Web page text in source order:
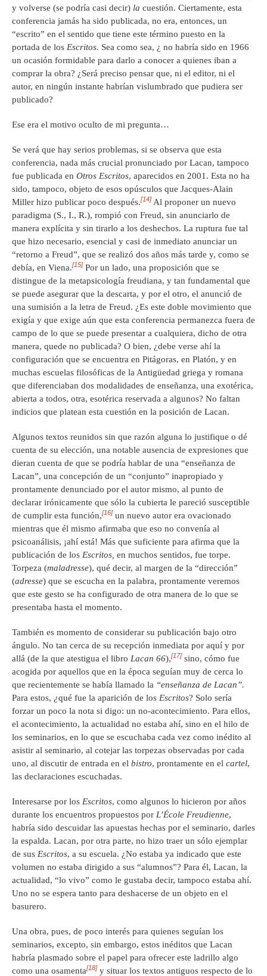
y volverse (se podría casi decir) la cuestión. Ciertamente, esta
conferencia jamás ha sido publicada, no era, entonces, un
“escrito” en el sentido que tiene este término puesto en la
portada de los Escritos. Sea como sea, ¿ no habría sido en 1966
un ocasión formidable para darlo a conocer a quienes iban a
comprar la obra? ¿Será preciso pensar que, ni el editor, ni el
autor, en ningún instante habrían vislumbrado que pudiera ser
publicado?
Ese era el motivo oculto de mi pregunta…
Se verá que hay serios problemas, si se observa que esta
conferencia, nada más crucial pronunciado por Lacan, tampoco
fue publicada en Otros Escritos, aparecidos en 2001. Esta no ha
sido, tampoco, objeto de esos opúsculos que Jacques-Alain
Miller hizo publicar poco después.[14] Al proponer un nuevo
paradigma (S., I., R.), rompió con Freud, sin anunciarlo de
manera explícita y sin tirarlo a los deshechos. La ruptura fue tal
que hizo necesario, esencial y casi de inmediato anunciar un
“retorno a Freud”, que se realizó dos años más tarde y, como se
debía, en Viena.[15] Por un lado, una proposición que se
distingue de la metapsicología freudiana, y tan fundamental que
se puede asegurar que la descarta, y por el otro, el anunció de
una sumisión a la letra de Freud. ¿Es este doble movimiento que
exigía y que exige aún que esta conferencia permanezca fuera de
campo de lo que se puede presentar a cualquiera, dicho de otra
manera, quede no publicada? O bien, ¿debe verse ahí la
configuración que se encuentra en Pitágoras, en Platón, y en
muchas escuelas filosóficas de la Antigüedad griega y romana
que diferenciaban dos modalidades de enseñanza, una exotérica,
abierta a todos, otra, esotérica reservada a algunos? No faltan
indicios que platean esta cuestión en la posición de Lacan.
Algunos textos reunidos sin que razón alguna lo justifique o dé
cuenta de su elección, una notable ausencia de expresiones que
dieran cuenta de que se podría hablar de una “enseñanza de
Lacan”, una concepción de un “conjunto” inapropiado y
prontamente denunciado por el autor mismo, al punto de
declarar irónicamente que sólo la cubierta le pareció susceptible
de cumplir esta función,[16] un nuevo autor era ovacionado
mientras que él mismo afirmaba que eso no convenía al
psicoanálisis, ¡ahí está! Más que suficiente para afirma que la
publicación de los Escritos, en muchos sentidos, fue torpe.
Torpeza (maladresse), qué decir, al margen de la “dirección”
(adresse) que se escucha en la palabra, prontamente veremos
que este gesto se ha configurado de otra manera de lo que se
presentaba hasta el momento.
También es momento de considerar su publicación bajo otro
ángulo. No tan cerca de su recepción inmediata por aquí y por
allá (de la que atestigua el libro Lacan 66),[17] sino, cómo fue
acogida por aquellos que en la época seguían muy de cerca lo
que recientemente se había llamado la “enseñanza de Lacan”.
Para estos, ¿qué fue la aparición de los Escritos? Solo sería
forzar un poco la nota si digo: un no-acontecimiento. Para ellos,
el acontecimiento, la actualidad no estaba ahí, sino en el hilo de
los seminarios, en lo que se escuchaba cada vez como inédito al
asistir al seminario, al cotejar las torpezas observadas por cada
uno, al discutir de entrada en el bistro, prontamente en el cartel,
las declaraciones escuchadas.
Interesarse por los Escritos, como algunos lo hicieron por años
durante los encuentros propuestos por L’École Freudienne,
habría sido descuidar las apuestas hechas por el seminario, darles
la espalda. Lacan, por otra parte, no hizo traer un sólo ejemplar
de sus Escritos, a su escuela. ¿No estaba ya indicado que este
volumen no estaba dirigido a sus “alumnos”? Para él, Lacan, la
actualidad, “lo vivo” como le gustaba decir, tampoco estaba ahí.
Uno no se espera tanto para deshacerse de un objeto en el
basurero.
Una obra, pues, de poco interés para quienes seguían los
seminarios, excepto, sin embargo, estos inéditos que Lacan
habría plasmado sobre el papel para ofrecer este ladrillo algo
como una osamenta[18] y situar los textos antiguos respecto de lo